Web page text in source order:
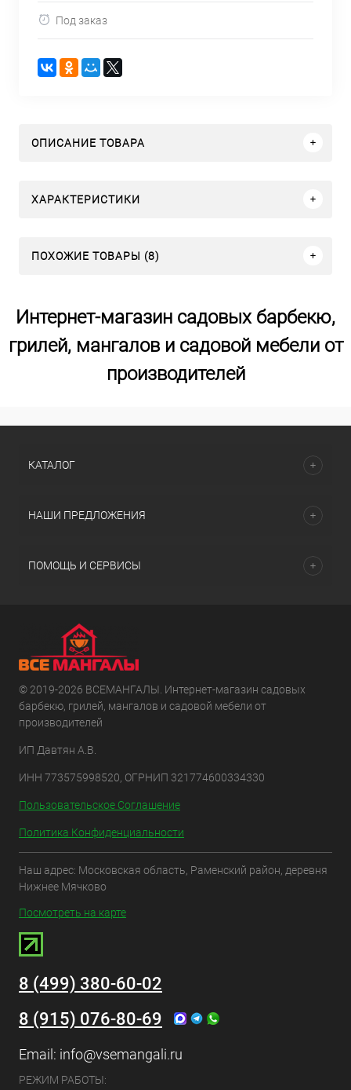
Под заказ
ОПИСАНИЕ ТОВАРА
ХАРАКТЕРИСТИКИ
ПОХОЖИЕ ТОВАРЫ (8)
Интернет-магазин садовых барбекю,
грилей, мангалов и садовой мебели от
производителей
КАТАЛОГ
НАШИ ПРЕДЛОЖЕНИЯ
ПОМОЩЬ И СЕРВИСЫ
© 2019-2026 ВСЕМАНГАЛЫ. Интернет-магазин садовых
барбекю, грилей, мангалов и садовой мебели от
производителей
ИП Давтян А.В.
ИНН 773575998520, ОГРНИП 321774600334330
Пользовательское Соглашение
Политика Конфиденциальности
Наш адрес: Московская область, Раменский район, деревня
Нижнее Мячково
Посмотреть на карте
8 (499) 380-60-02
8 (915) 076-80-69
Email: info@vsemangali.ru
РЕЖИМ РАБОТЫ: